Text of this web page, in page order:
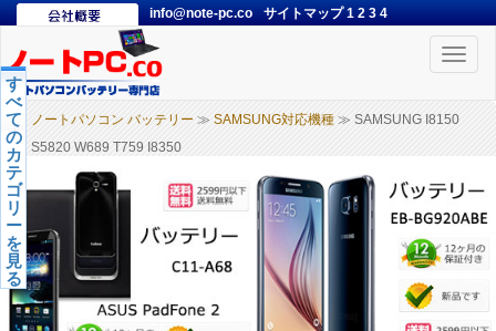
info@note-pc.co サイトマップ1 2 3 4
Toggle
ノートパソコン バッテリー ≫ SAMSUNG対応機種 ≫ SAMSUNG I8150
S5820 W689 T759 I8350
す
べ
て
の
カ
テ
ゴ
リ
ー
を
見
る